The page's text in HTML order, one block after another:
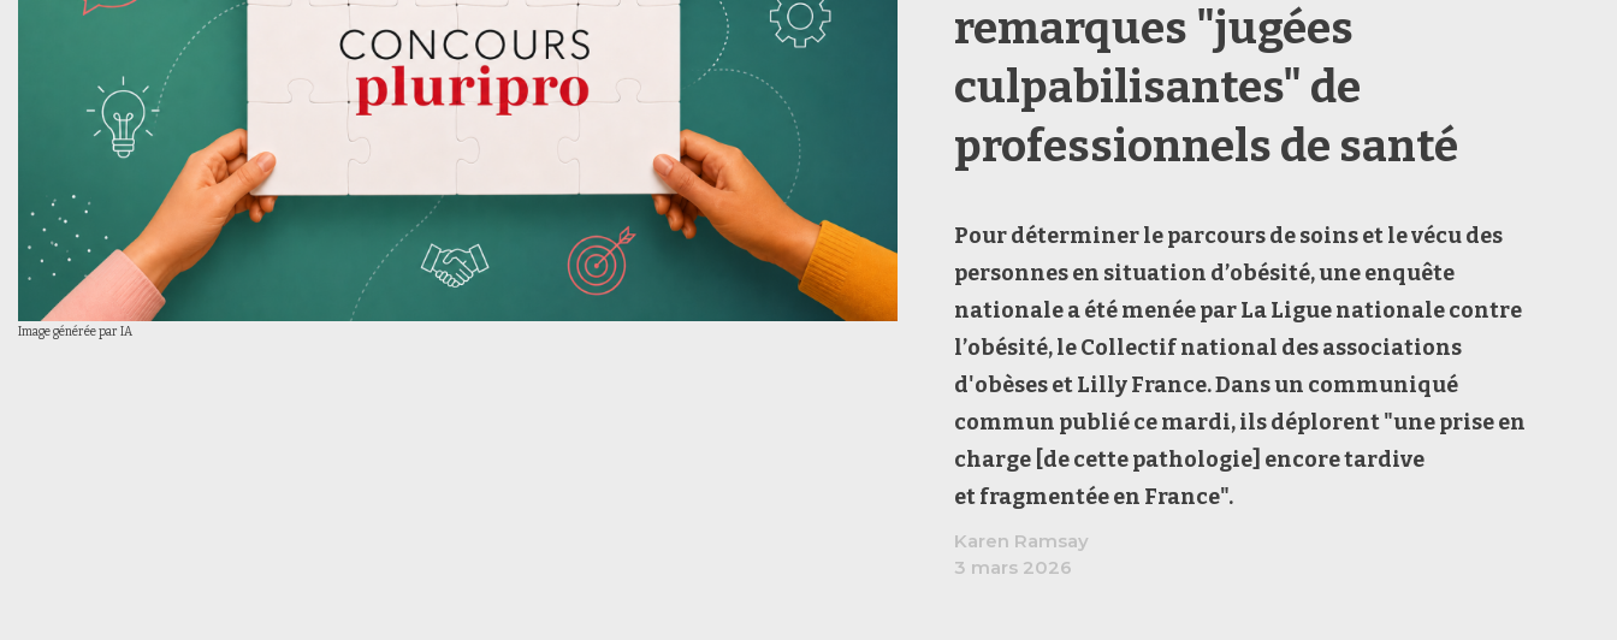
Image générée par IA
remarques "jugées
culpabilisantes" de
professionnels de santé
Pourdéterminer le parcours de soins et le vécu des
personnes en situation d’obésité, une enquête
nationalea été menée parLa Ligue nationale contre
l’obésité, le Collectifnational des associations
d'obèseset LillyFrance. Dans un communiqué
commun publié ce mardi, ils déplorent "une prise en
charge [de cette pathologie] encore tardive
etfragmentée en France".
Karen Ramsay
3 mars 2026